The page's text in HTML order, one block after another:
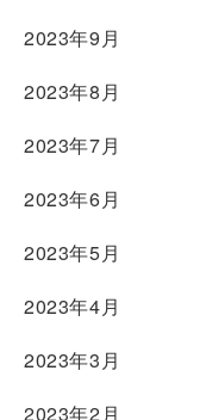
2023年9月
2023年8月
2023年7月
2023年6月
2023年5月
2023年4月
2023年3月
2023年2月